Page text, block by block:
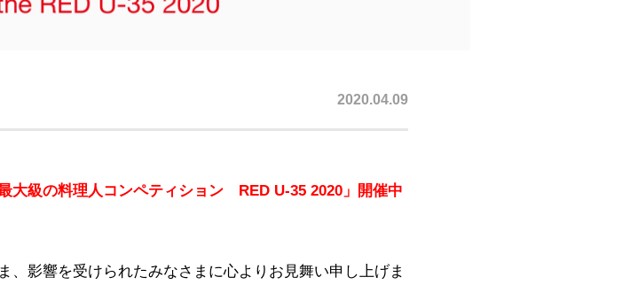
2020.04.09
大級の料理人コンペティション RED U-35 2020」開催中
影響を受けられたみなさまに心よりお見舞い申し上げま